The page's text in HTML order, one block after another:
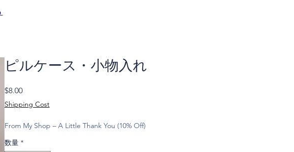
ピルケース・小物入れ
$8.00価
格
Shipping Cost
From My Shop – A Little Thank You (10% Off)
数量 *